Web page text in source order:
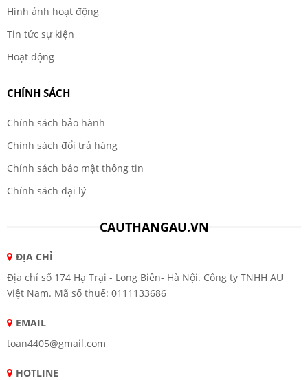
Hình ảnh hoạt động
Tin tức sự kiện
Hoạt động
CHÍNH SÁCH
Chính sách bảo hành
Chính sách đổi trả hàng
Chính sách bảo mật thông tin
Chính sách đại lý
CAUTHANGAU.VN
ĐỊA CHỈ
Địa chỉ số 174 Hạ Trại - Long Biên- Hà Nội. Công ty TNHH AU
Việt Nam. Mã số thuế: 0111133686
EMAIL
toan4405@gmail.com
HOTLINE